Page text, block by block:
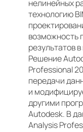
нелинейных
технологию
возможность
результатов
Решение
Professional
передачи
и
другими
Autodesk. В
Analysis